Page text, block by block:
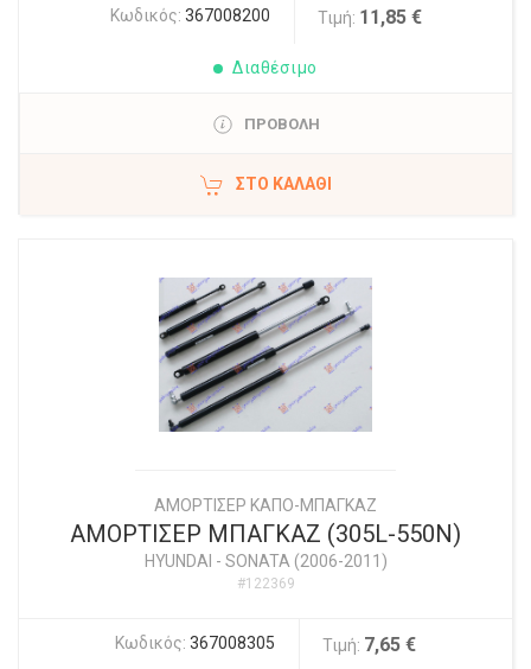
Κωδικός: 367008200 Τιμή: 11,85 €
Διαθέσιμο
ΠΡΟΒΟΛΗ
ΣΤΟ ΚΑΛΆΘΙ
ΑΜΟΡΤΙΣΕΡ ΚΑΠΟ-ΜΠΑΓΚΑΖ
ΑΜΟΡΤΙΣΕΡ ΜΠΑΓΚΑΖ (305L-550N)
HYUNDAI - SONATA (2006-2011)
#122369
Κωδικός: 367008305 Τιμή: 7,65 €